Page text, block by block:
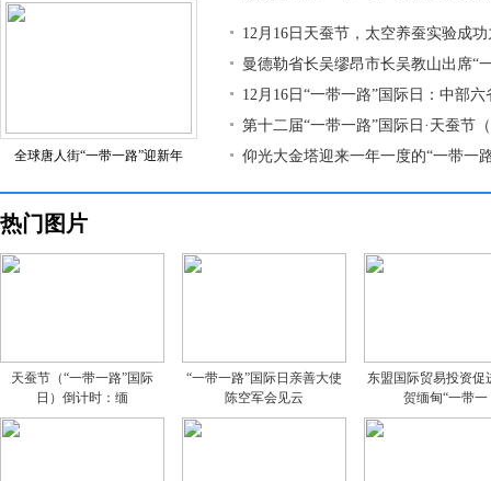
全球唐人街“一带一路”迎新年
12月16日天蚕节，太空养蚕实验成
曼德勒省长吴缪昂市长吴教山出席“
12月16日“一带一路”国际日：中部六
第十二届“一带一路”国际日·天蚕节
仰光大金塔迎来一年一度的“一带一
热门图片
天蚕节（“一带一路”国际
日）倒计时：缅
“一带一路”国际日亲善大使
陈空军会见云
东盟国际贸易投资促
贺缅甸“一带一